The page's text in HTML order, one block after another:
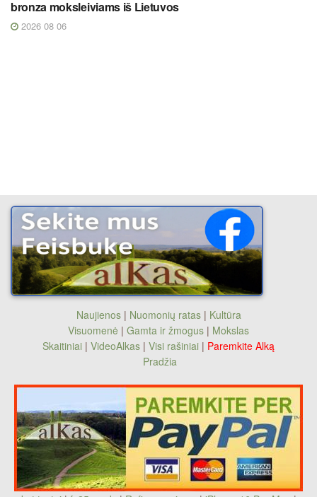
bronza moksleiviams iš Lietuvos
2026 08 06
Naujienos| Nuomonių ratas| Kultūra
Visuomenė | Gamta ir žmogus | Mokslas
Skaitiniai | VideoAlkas | Visi rašiniai | Paremkite Alką
Pradžia